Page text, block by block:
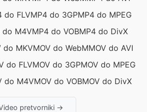
do FLVMP4 do 3GPMP4 do MPEG
do M4VMP4 do VOBMP4 do DivX
do MKVMOV do WebMMOV do AVI
do FLVMOV do 3GPMOV do MPEG
do M4VMOV do VOBMOV do DivX
pretvorniki →